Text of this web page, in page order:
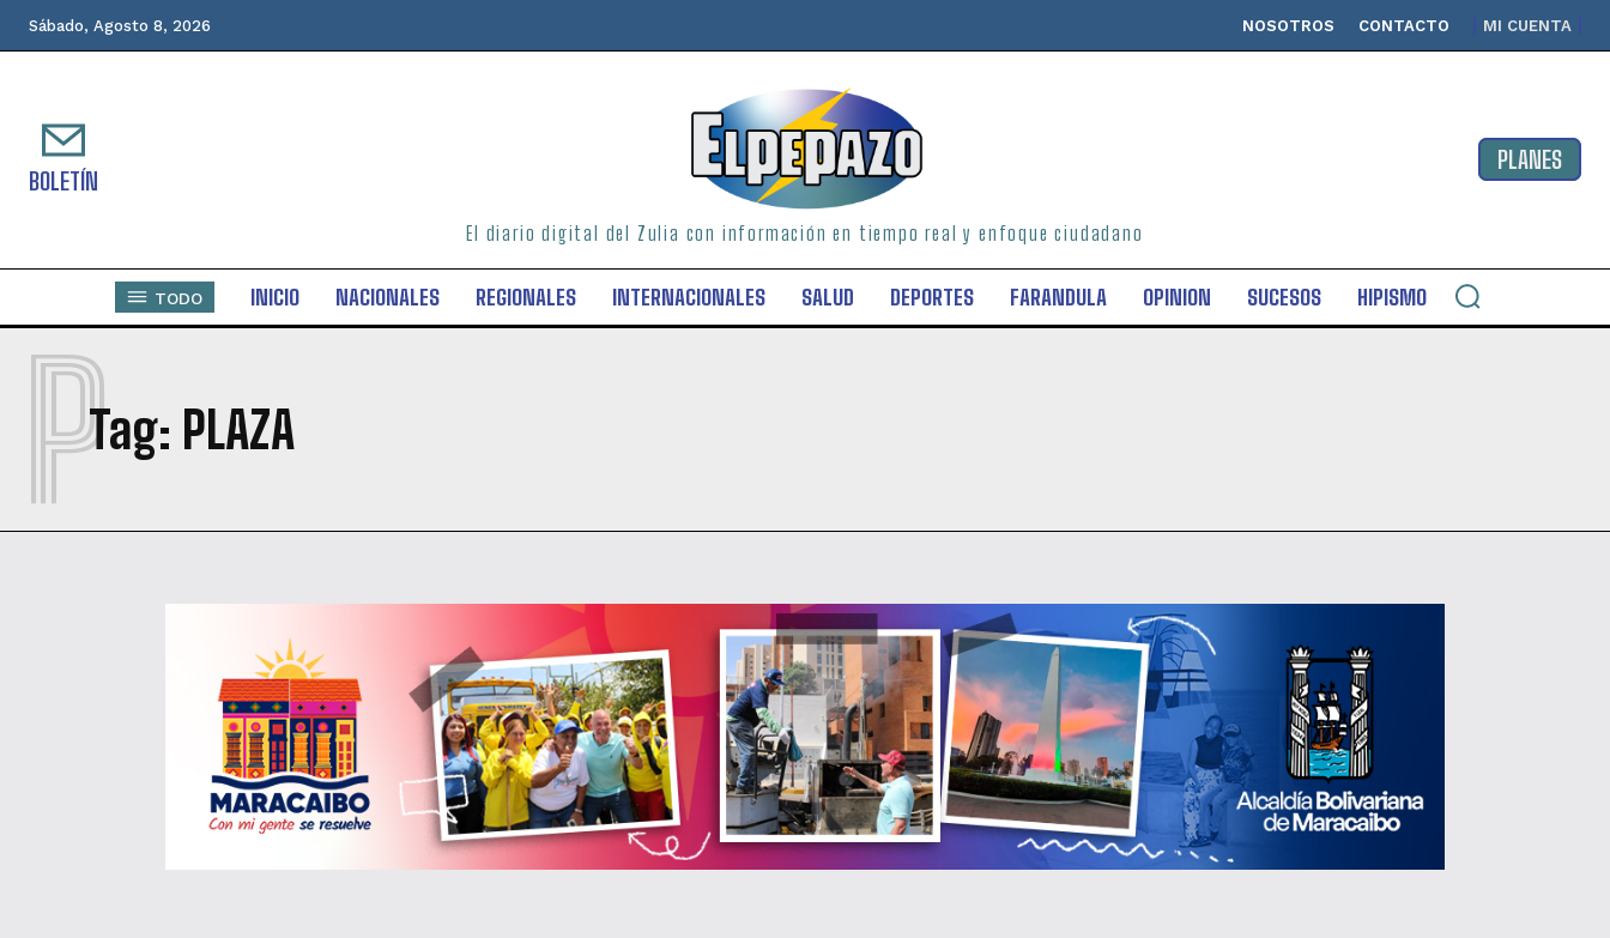
Sábado, Agosto 8, 2026 NOSOTROS CONTACTO MI CUENTA
BOLETÍN
El diario digital del Zulia con información en tiempo real y enfoque ciudadano
PLANES
TODO INICIO NACIONALES REGIONALES INTERNACIONALES SALUD DEPORTES FARANDULA OPINION SUCESOS HIPISMO
Tag: PLAZA
P